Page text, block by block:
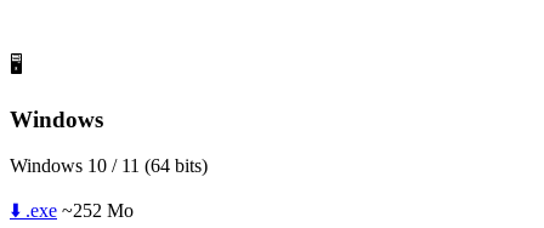
🖥️
Windows
Windows 10 / 11 (64 bits)
⬇️ .exe ~252 Mo